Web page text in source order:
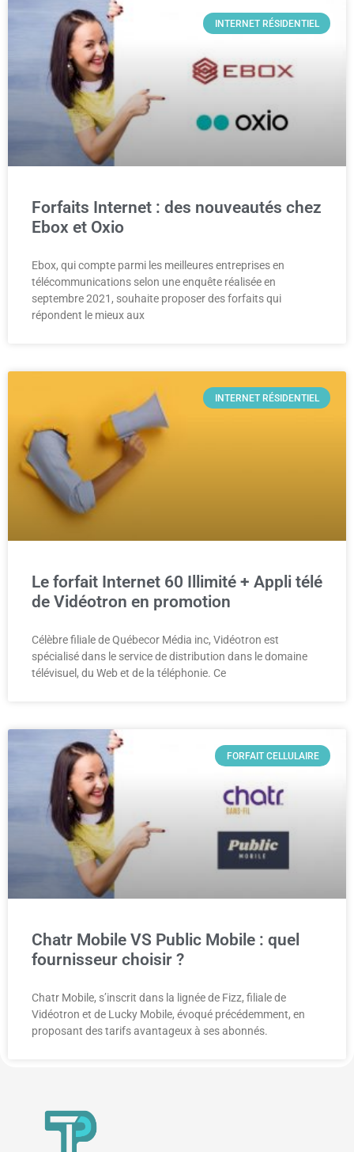
INTERNET RÉSIDENTIEL
Forfaits Internet : des nouveautés chez
Ebox et Oxio
Ebox, qui compte parmi les meilleures entreprises en
télécommunications selon une enquête réalisée en
septembre 2021, souhaite proposer des forfaits qui
répondent le mieux aux
INTERNET RÉSIDENTIEL
Le forfait Internet 60 Illimité + Appli télé
de Vidéotron en promotion
Célèbre filiale de Québecor Média inc, Vidéotron est
spécialisé dans le service de distribution dans le domaine
télévisuel, du Web et de la téléphonie. Ce
FORFAIT CELLULAIRE
Chatr Mobile VS Public Mobile : quel
fournisseur choisir ?
Chatr Mobile, s’inscrit dans la lignée de Fizz, filiale de
Vidéotron et de Lucky Mobile, évoqué précédemment, en
proposant des tarifs avantageux à ses abonnés.